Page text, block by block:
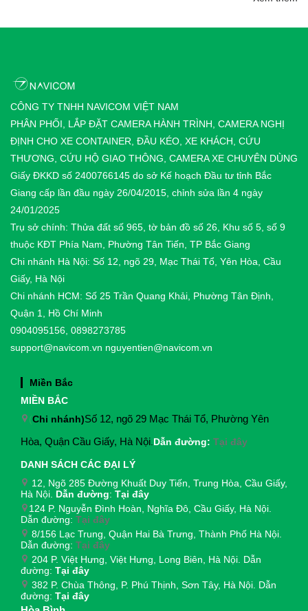
CÔNG TY TNHH NAVICOM VIỆT NAM
PHÂN PHỐI, LẮP ĐẶT CAMERA HÀNH TRÌNH, CAMERA NGHỊ
ĐỊNH CHO XE CONTAINER, ĐẦU KÉO, XE KHÁCH, CỨU
THƯƠNG, CỨU HỘ GIAO THÔNG, CAMERA XE CHUYÊN DÙNG
Giấy ĐKKD số 2400766145 do sở Kế hoạch Đầu tư tỉnh Bắc
Giang cấp lần đầu ngày 26/04/2015, chỉnh sửa lần 4 ngày
24/01/2025
Trụ sở chính: Thửa đất số 965, tờ bản đồ số 26, Khu số 5, số 9
thuộc KĐT Phía Nam, Phường Tân Tiến, TP Bắc Giang
Chi nhánh Hà Nội: Số 12, ngõ 29, Mạc Thái Tổ, Yên Hòa, Cầu
Giấy, Hà Nội
Chi nhánh HCM: Số 25 Trần Quang Khải, Phường Tân Định,
Quận 1, Hồ Chí Minh
0904095156, 0898273785
support@navicom.vn nguyentien@navicom.vn
Miền Bắc
MIỀN BẮC
(Chi nhánh)Số 12, ngõ 29 Mạc Thái Tổ, Phường Yên
Hòa, Quận Cầu Giấy, Hà Nội Dẫn đường: Tại đây
DANH SÁCH CÁC ĐẠI LÝ
12, Ngõ 285 Đường Khuất Duy Tiến, Trung Hòa, Cầu Giấy,
Hà Nội. Dẫn đường: Tại đây
124 P. Nguyễn Đình Hoàn, Nghĩa Đô, Cầu Giấy, Hà Nội.
Dẫn đường: Tại đây
8/156 Lạc Trung, Quận Hai Bà Trưng, Thành Phố Hà Nội.
Dẫn đường: Tại đây
204 P. Việt Hưng, Việt Hưng, Long Biên, Hà Nội. Dẫn
đường: Tại đây
382 P. Chùa Thông, P. Phú Thịnh, Sơn Tây, Hà Nội. Dẫn
đường: Tại đây